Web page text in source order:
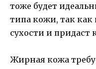
тоже будет
типа кожи, так как
сухости и придаст
Жирная кожа